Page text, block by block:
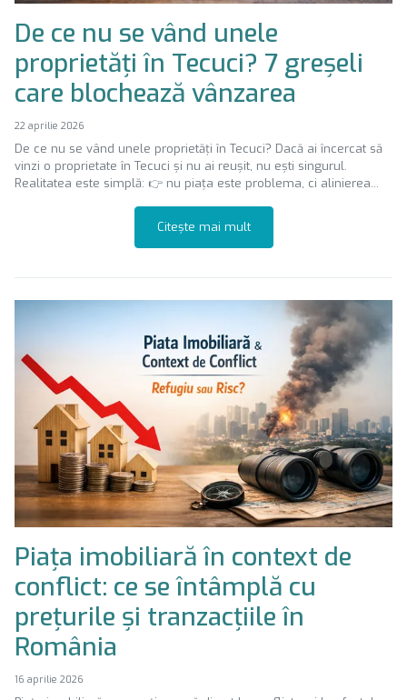
De ce nu se vând unele
proprietăți în Tecuci? 7 greșeli
care blochează vânzarea
22 aprilie 2026
De ce nu se vând unele proprietăți în Tecuci? Dacă ai încercat să
vinzi o proprietate în Tecuci și nu ai reușit, nu ești singurul.
Realitatea este simplă: 👉 nu piața este problema, ci alinierea...
Citește mai mult
Piața imobiliară în context de
conflict: ce se întâmplă cu
prețurile și tranzacțiile în
România
16 aprilie 2026